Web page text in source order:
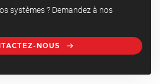
systèmes ? Demandez à nos
NOUS